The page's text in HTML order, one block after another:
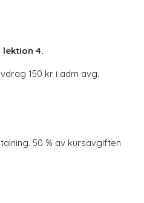
lektion 4.
150 kr i adm avg.
50 % av kursavgiften